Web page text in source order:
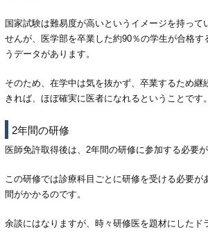
国家試験は難易度が高いというイメージを持って
せんが、医学部を卒業した約90％の学生が合格す
うデータがあります。
そのため、在学中は気を抜かず、卒業するため継
きれば、ほぼ確実に医者になれるということです。
2年間の研修
医師免許取得後は、2年間の研修に参加する必要が
この研修では診療科目ごとに研修を受ける必要が
間がかかるのです。
余談にはなりますが、時々研修医を題材にしたド